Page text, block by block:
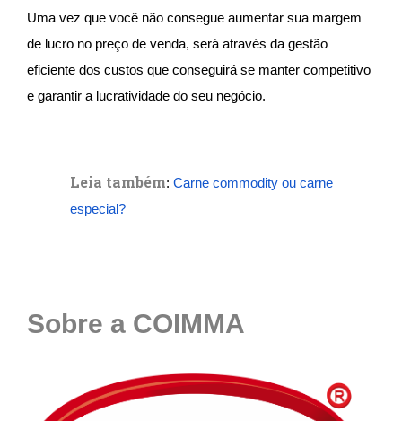
Uma vez que você não consegue aumentar sua margem
de lucro no preço de venda, será através da gestão
eficiente dos custos que conseguirá se manter competitivo
e garantir a lucratividade do seu negócio.
Leia também: Carne commodity ou carne
especial?
Sobre a COIMMA